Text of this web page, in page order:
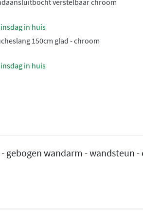
verstelbaar chroom
in huis
150cm glad - chroom
in huis
wandarm - wandsteun -